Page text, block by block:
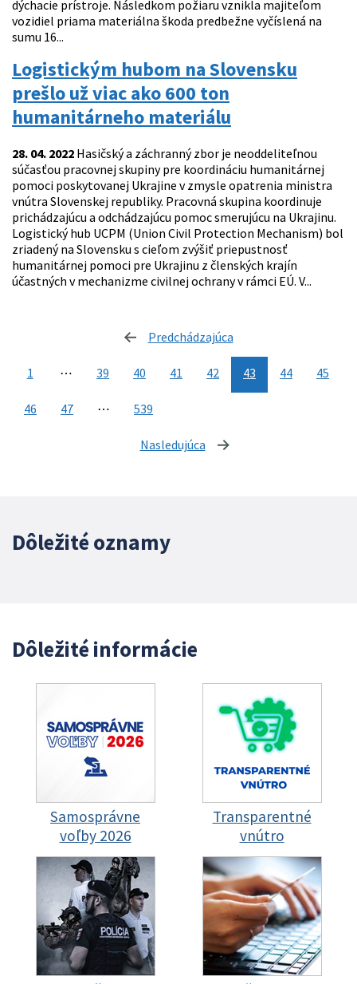
dýchacie prístroje. Následkom požiaru vznikla majiteľom
vozidiel priama materiálna škoda predbežne vyčíslená na
sumu 16...
Logistickým hubom na Slovensku
prešlo už viac ako 600 ton
humanitárneho materiálu
28. 04. 2022 Hasičský a záchranný zbor je neoddeliteľnou
súčasťou pracovnej skupiny pre koordináciu humanitárnej
pomoci poskytovanej Ukrajine v zmysle opatrenia ministra
vnútra Slovenskej republiky. Pracovná skupina koordinuje
prichádzajúcu a odchádzajúcu pomoc smerujúcu na Ukrajinu.
Logistický hub UCPM (Union Civil Protection Mechanism) bol
zriadený na Slovensku s cieľom zvýšiť priepustnosť
humanitárnej pomoci pre Ukrajinu z členských krajín
účastných v mechanizme civilnej ochrany v rámci EÚ. V...
Predchádzajúca
1 ⋯ 39 40 41 42 43 44 45
46 47 ⋯ 539
Nasledujúca stránka
Dôležité oznamy
Dôležité informácie
Samosprávne
voľby 2026
Transparentné
vnútro